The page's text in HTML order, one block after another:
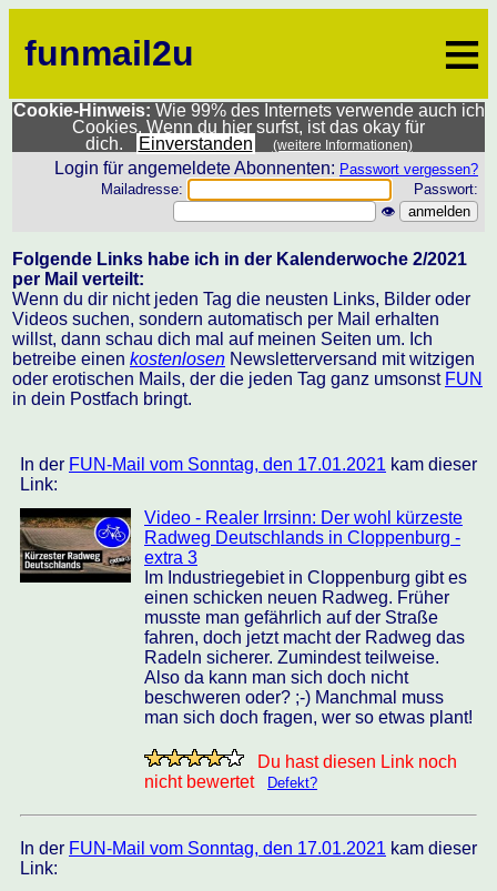
funmail2u ≡
Cookie-Hinweis: Wie 99% des Internets verwende auch ich
Cookies. Wenn du hier surfst, ist das okay für
dich.
Einverstanden (weitere Informationen)
Login für angemeldete Abonnenten: Passwort vergessen?
Mailadresse:
Passwort:
👁
Folgende Links habe ich in der Kalenderwoche 2/2021
per Mail verteilt:
Wenn du dir nicht jeden Tag die neusten Links, Bilder oder
Videos suchen, sondern automatisch per Mail erhalten
willst, dann schau dich mal auf meinen Seiten um. Ich
betreibe einen kostenlosen Newsletterversand mit witzigen
oder erotischen Mails, der die jeden Tag ganz umsonst FUN
in dein Postfach bringt.
In der FUN-Mail vom Sonntag, den 17.01.2021 kam dieser
Link:
Video - Realer Irrsinn: Der wohl kürzeste
Radweg Deutschlands in Cloppenburg -
extra 3
Im Industriegebiet in Cloppenburg gibt es
einen schicken neuen Radweg. Früher
musste man gefährlich auf der Straße
fahren, doch jetzt macht der Radweg das
Radeln sicherer. Zumindest teilweise.
Also da kann man sich doch nicht
beschweren oder? ;-) Manchmal muss
man sich doch fragen, wer so etwas plant!
Du hast diesen Link noch
nicht bewertet
Defekt?
In der FUN-Mail vom Sonntag, den 17.01.2021 kam dieser
Link: